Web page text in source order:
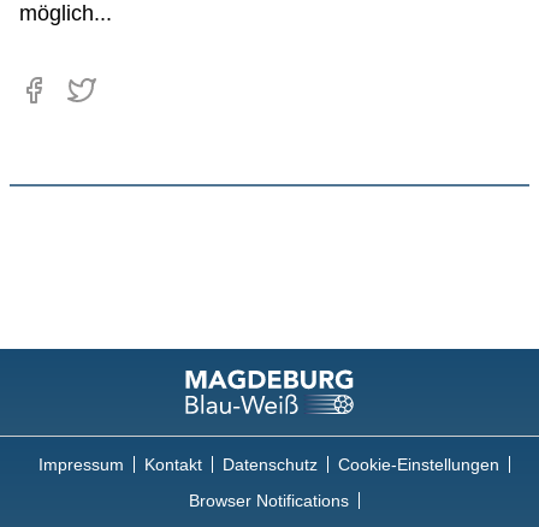
möglich...
Impressum Kontakt Datenschutz
Cookie-Einstellungen
Browser Notifications